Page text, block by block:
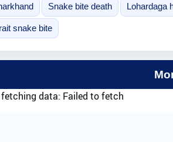
Snake bite death Lohardaga
snake bite
fetching data: Failed to fetch